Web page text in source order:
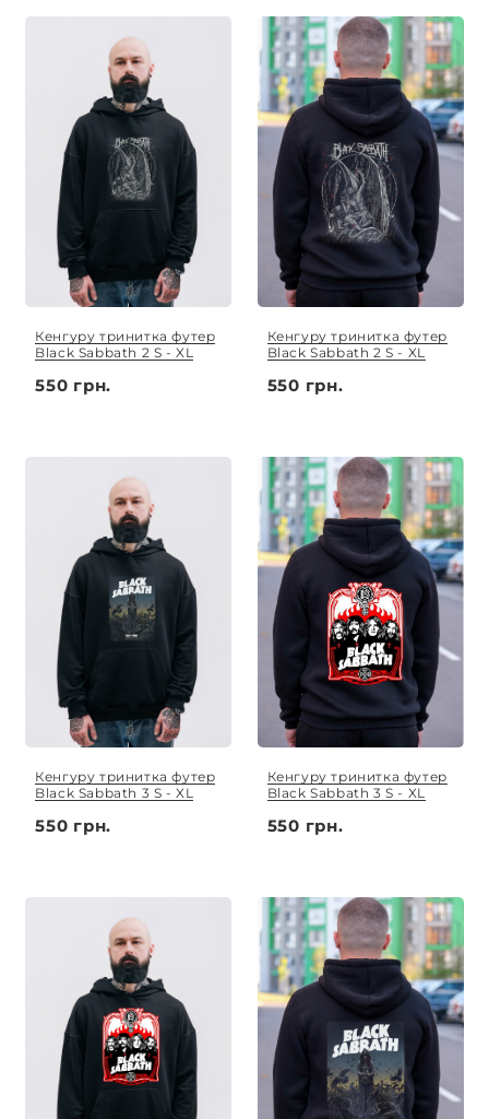
Кенгуру тринитка футер
Black Sabbath 2 S - XL
550 грн.
Кенгуру тринитка футер
Black Sabbath 2 S - XL
550 грн.
Кенгуру тринитка футер
Black Sabbath 3 S - XL
550 грн.
Кенгуру тринитка футер
Black Sabbath 3 S - XL
550 грн.